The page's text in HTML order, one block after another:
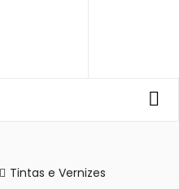
Tintas e Vernizes